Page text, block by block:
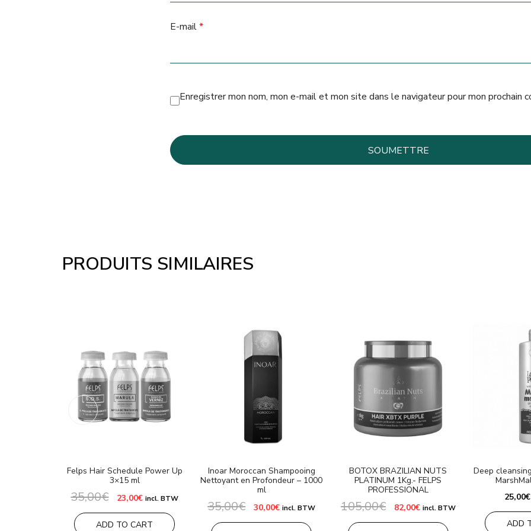
E-mail*
Enregistrer mon nom, mon e-mail et mon site dans le navigateur pour mon prochain
PRODUITS SIMILAIRES
Felps Hair Schedule Power Up
3×15 ml
35,00€ Le
prix
initial
était :
23,00€Le
actuel
est :
incl. BTW
ADD TO CART
Inoar Moroccan Shampooing
Nettoyant en Profondeur – 1000
ml
35,00€ Le
prix
initial
30,00€Le
actuel
incl. BTW
BOTOX BRAZILIAN NUTS
PLATINUM 1Kg.- FELPS
PROFESSIONAL
105,00€ Le
prix
initial
82,00€Le
actuel
incl. BTW
Deep
25,00€
ADD